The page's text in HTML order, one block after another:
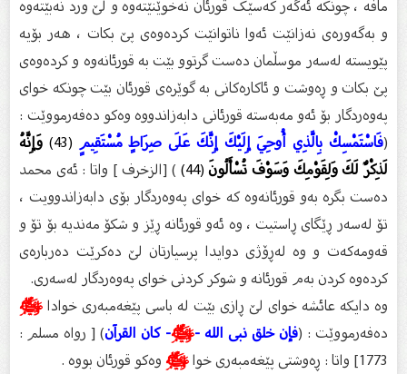
مافە ، چونکە ئەگەر کەسێک قورئان نەخوێنێتەوە و لێ ورد نەبێتەوە
و بەگەورەی نەزانێت ئەوا ناتوانێت کردەوەی پێ بکات ، هەر بۆیە
پێویستە لەسەر موسڵمان دەست گرتوو بێت بە قورئانەوە و کردەوەی
پێ بکات و ڕەوشت و ئاکارەکانی بە گوێرەی قورئان بێت چونکە خوای
پەوەردگار بۆ ئەو مەبەستە قورئانی دابەزاندووە وەکو دەفەرمووێت :
فَاسْتَمْسِكْ بِالَّذِي أُوحِيَ إِلَيْكَ إِنَّكَ عَلَى صِرَاطٍ مُسْتَقِيمٍ(43)
وَإِنَّهُ
لَذِكْرٌ لَكَ وَلِقَوْمِكَ وَسَوْفَ تُسْأَلُونَ(44)
) [الزخرف ] واتا : ئەی محمد
دەست بگرە بەو قورئانەوە کە خوای پەوەردگار بۆی دابەزاندوویت ،
تۆ لەسەر ڕێگای ڕاستیت ، وە ئەو قورئانە ڕێز و شکۆ مەندیە بۆ تۆ و
قەومەکەت و وە لەڕۆژی دوایدا پرسیارتان لێ دەکرێت دەربارەی
کردەوە کردن بەم قورئانە و شوکر کردنی خوای پەوەردگار لەسەری.
وە دایکە عائشە خوای لێ ڕازی بێت لە باسی پێغەمبەری خواداﷺ
دەفەرمووێت : ( فإن خلق نبى الله -ﷺ- كان القرآن) [ رواه مسلم :
1773] واتا : ڕەوشتی پێغەمبەری خوا
ﷺوەکو قورئان بووە .